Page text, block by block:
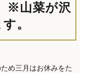
※山菜が沢
。
め三月はお休みをた